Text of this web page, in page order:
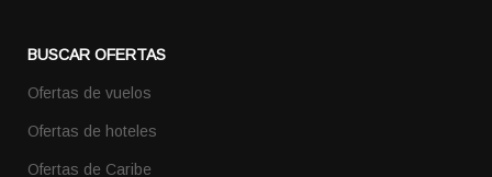
BUSCAR OFERTAS
Ofertas de vuelos
Ofertas de hoteles
Ofertas de Caribe